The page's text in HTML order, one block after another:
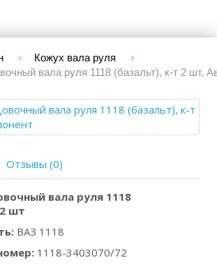
Кожух вала руля
вала руля 1118 (базальт), к-т 2 шт,
Отзывы (0)
вала руля 1118
шт
ВАЗ 1118
1118-3403070/72